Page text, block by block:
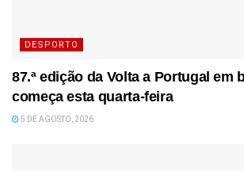
DESPORTO
87.ª edição da Volta a Portugal em
começa esta quarta-feira
5 DE AGOSTO, 2026